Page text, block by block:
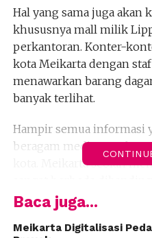
Hal yang sama juga
khususnya mall milik
perkantoran. Konter-
kota Meikarta dengan
menawarkan barang
banyak terlihat.
Hampir semua informasi
beragam media tersebut,
kota. Meikarta seolah
dilakukan umumnya
Mulai dari desain, visual
Baca juga...
Meikarta Digitalisasi